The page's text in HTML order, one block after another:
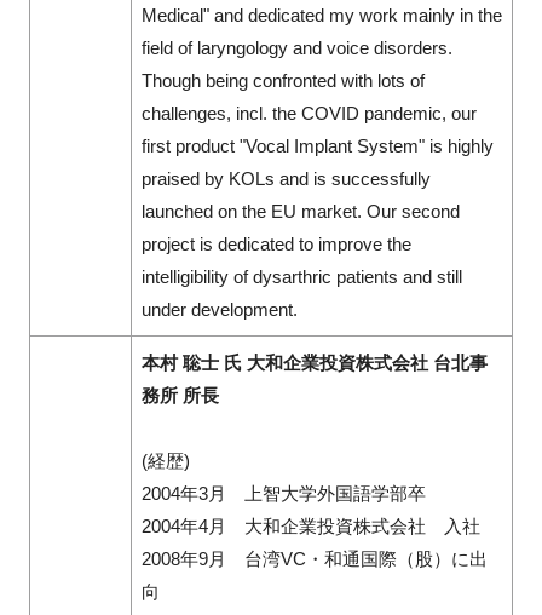
Medical" and dedicated my work mainly in the
field of laryngology and voice disorders.
Though being confronted with lots of
challenges, incl. the COVID pandemic, our
first product "Vocal Implant System" is highly
praised by KOLs and is successfully
launched on the EU market. Our second
project is dedicated to improve the
intelligibility of dysarthric patients and still
under development.
本村 聡士 氏 大和企業投資株式会社 台北事
務所 所長
(経歴)
2004年3月 上智大学外国語学部卒
2004年4月 大和企業投資株式会社 入社
2008年9月 台湾VC・和通国際（股）に出
向